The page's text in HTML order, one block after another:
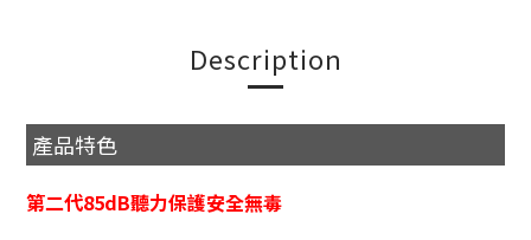
Description
產品特色
第二代85dB聽力保護安全無毒